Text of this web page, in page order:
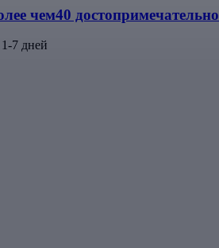
чем40
7 дней